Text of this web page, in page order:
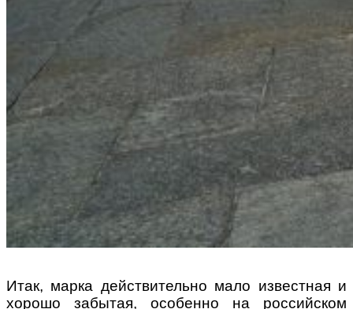
Итак, марка действительно мало известная и
хорошо забытая, особенно на российском